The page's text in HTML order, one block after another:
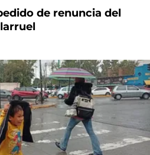
de renuncia del